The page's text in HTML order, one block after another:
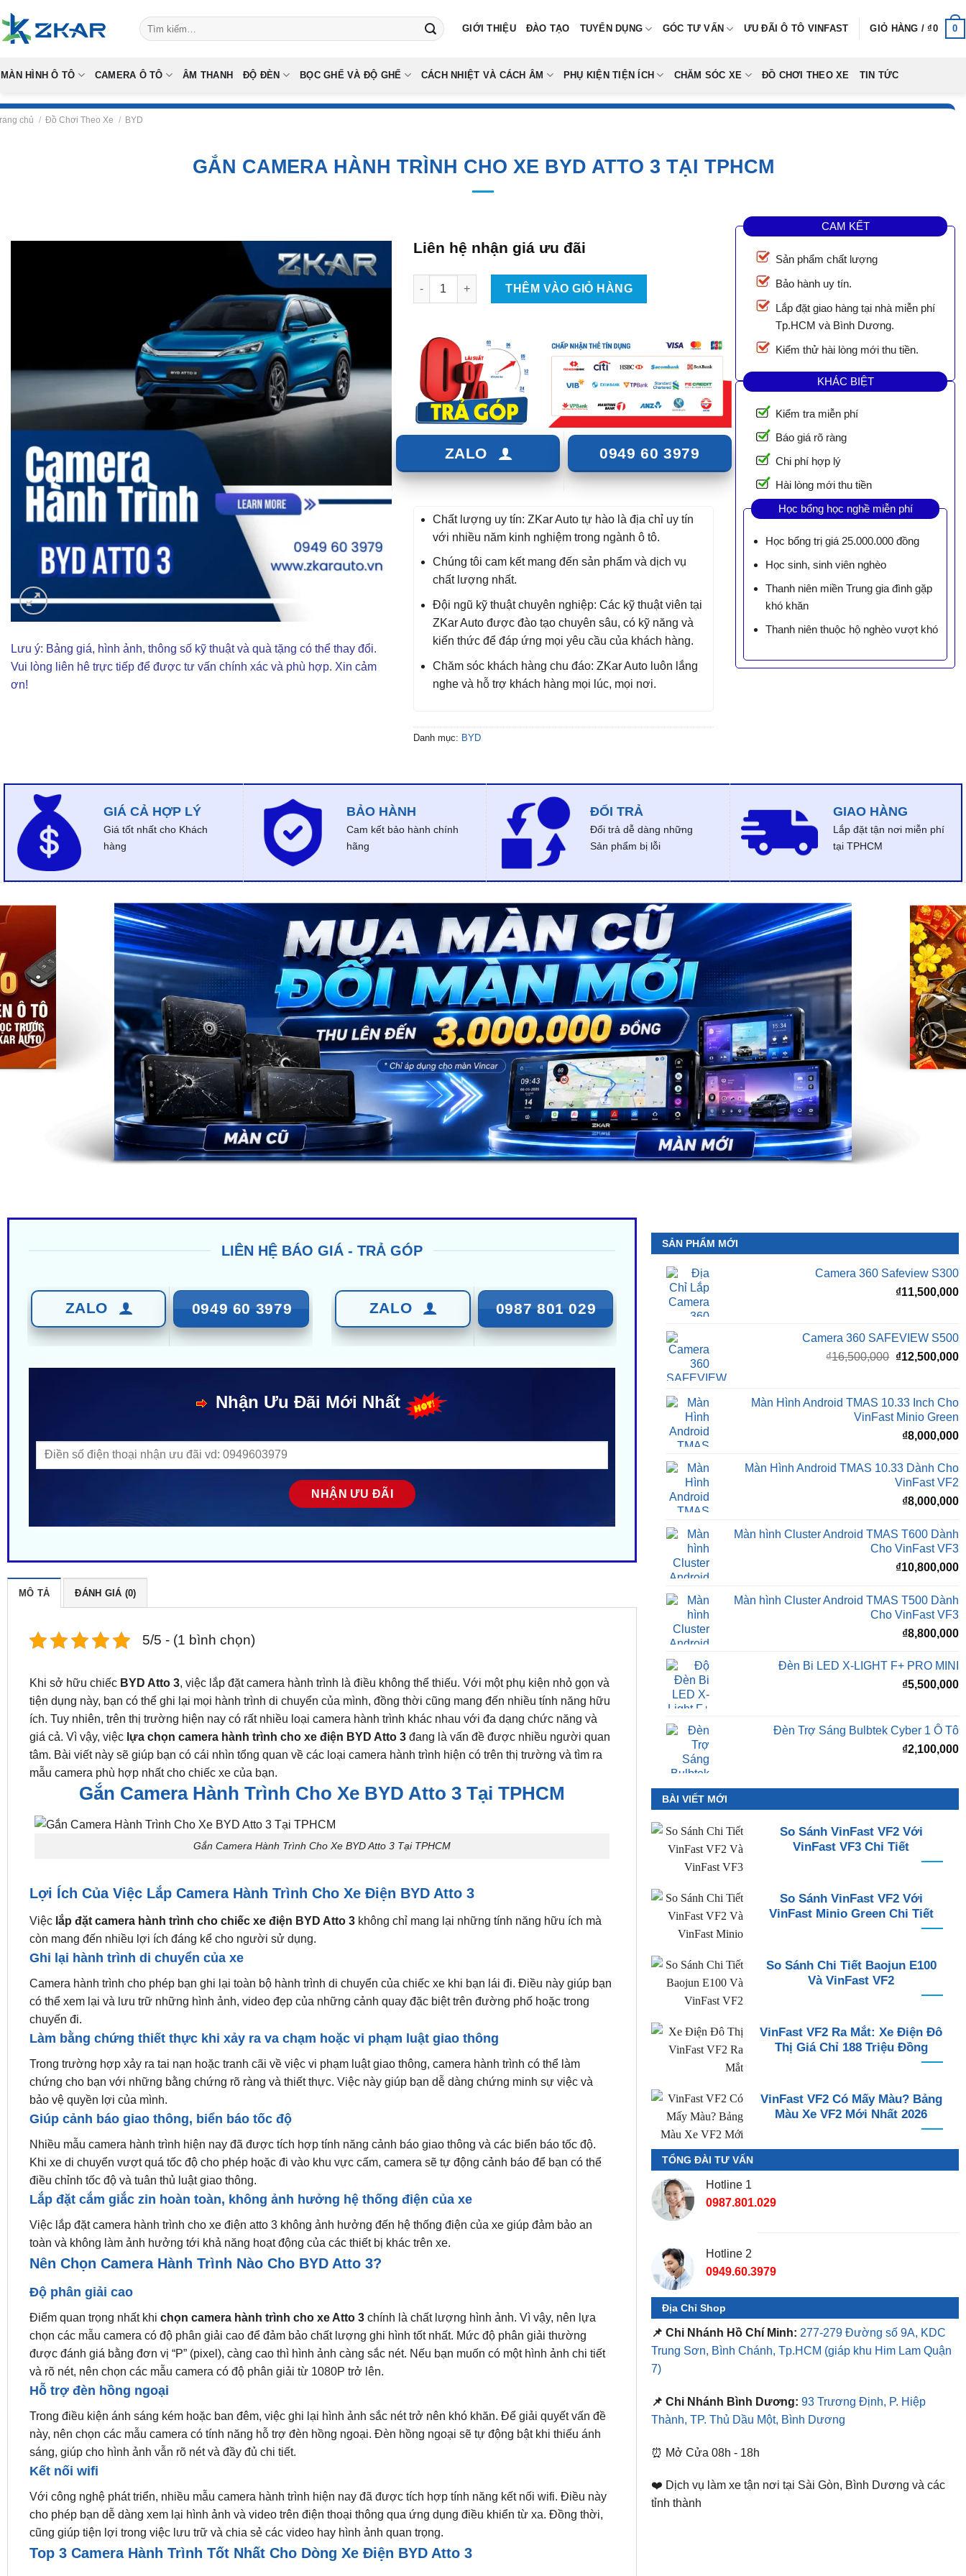
to
content
Tìm
kiếm:
GIỚI THIỆU ĐÀO TẠO TUYỂN DỤNG GÓC TƯ VẤN ƯU ĐÃI Ô TÔ VINFAST GIỎ HÀNG /₫0 0
MÀN HÌNH Ô TÔ CAMERA Ô TÔ ÂM THANH ĐỘ ĐÈN BỌC GHẾ VÀ ĐỘ GHẾ CÁCH NHIỆT VÀ CÁCH ÂM PHỤ KIỆN TIỆN ÍCH CHĂM SÓC XE ĐỒ CHƠI THEO XE TIN TỨC
chủ / Đồ Chơi Theo Xe / BYD
GẮN CAMERA HÀNH TRÌNH CHO XE BYD ATTO 3 TẠI TPHCM
Lưu ý: Bảng giá, hình ảnh, thông số kỹ thuật và quà tặng có thể thay đổi.
Vui lòng liên hê trực tiếp để được tư vấn chính xác và phù hợp. Xin cảm
ơn!
Liên hệ nhận giá ưu đãi
Gắn Camera Hành Trình Cho Xe BYD Atto 3 Tại TPHCM số lượng
THÊM VÀO GIỎ HÀNG
ZALO 0949 60 3979
Chất lượng uy tín: ZKar Auto tự hào là địa chỉ uy tín
với nhiều năm kinh nghiệm trong ngành ô tô.
Chúng tôi cam kết mang đến sản phẩm và dịch vụ
chất lượng nhất.
Đội ngũ kỹ thuật chuyên nghiệp: Các kỹ thuật viên tại
ZKar Auto được đào tạo chuyên sâu, có kỹ năng và
kiến thức để đáp ứng mọi yêu cầu của khách hàng.
Chăm sóc khách hàng chu đáo: ZKar Auto luôn lắng
nghe và hỗ trợ khách hàng mọi lúc, mọi nơi.
Danh mục: BYD
CAM KẾT
Sản phẩm chất lượng
Bảo hành uy tín.
Lắp đặt giao hàng tại nhà miễn phí
Tp.HCM và Bình Dương.
Kiểm thử hài lòng mới thu tiền.
KHÁC BIỆT
Kiểm tra miễn phí
Báo giá rõ ràng
Chi phí hợp lý
Hài lòng mới thu tiền
Học bổng học nghề miễn phí
Học bổng trị giá 25.000.000 đồng
Học sinh, sinh viên nghèo
Thanh niên miền Trung gia đình gặp
khó khăn
Thanh niên thuộc hộ nghèo vượt khó
GIÁ CẢ HỢP LÝ
Giá tốt nhất cho Khách
hàng
BẢO HÀNH
Cam kết bảo hành chính
hãng
ĐỔI TRẢ
Đổi trả dễ dàng những
Sản phẩm bị lỗi
GIAO HÀNG
Lắp đặt tận nơi miễn phí
tại TPHCM
LIÊN HỆ BÁO GIÁ - TRẢ GÓP
ZALO 0949 60 3979 ZALO 0987 801 029
Nhận Ưu Đãi Mới Nhất
MÔ TẢ ĐÁNH GIÁ (0)
5/5 - (1 bình chọn)
Khi sở hữu chiếc BYD Atto 3, việc lắp đặt camera hành trình là điều không thể thiếu. Với một phụ kiện nhỏ gọn và
tiện dụng này, bạn có thể ghi lại mọi hành trình di chuyển của mình, đồng thời cũng mang đến nhiều tính năng hữu
ích. Tuy nhiên, trên thị trường hiện nay có rất nhiều loại camera hành trình khác nhau với đa dạng chức năng và
giá cả. Vì vậy, việc lựa chọn camera hành trình cho xe điện BYD Atto 3đang là vấn đề được nhiều người quan
tâm. Bài viết này sẽ giúp bạn có cái nhìn tổng quan về các loại camera hành trình hiện có trên thị trường và tìm ra
mẫu camera phù hợp nhất cho chiếc xe của bạn.
Gắn Camera Hành Trình Cho Xe BYD Atto 3 Tại TPHCM
Gắn Camera Hành Trình Cho Xe BYD Atto 3 Tại TPHCM
Lợi Ích Của Việc Lắp Camera Hành Trình Cho Xe Điện BYD Atto 3
Việc lắp đặt camera hành trình cho chiếc xe điện BYD Atto 3không chỉ mang lại những tính năng hữu ích mà
còn mang đến nhiều lợi ích đáng kể cho người sử dụng.
Ghi lại hành trình di chuyển của xe
Camera hành trình cho phép bạn ghi lại toàn bộ hành trình di chuyển của chiếc xe khi bạn lái đi. Điều này giúp bạn
có thể xem lại và lưu trữ những hình ảnh, video đẹp của những cảnh quay đặc biệt trên đường phố hoặc trong
chuyến đi.
Làm bằng chứng thiết thực khi xảy ra va chạm hoặc vi phạm luật giao thông
Trong trường hợp xảy ra tai nạn hoặc tranh cãi về việc vi phạm luật giao thông, camera hành trình có thể làm
chứng cho bạn với những bằng chứng rõ ràng và thiết thực. Việc này giúp bạn dễ dàng chứng minh sự việc và
bảo vệ quyền lợi của mình.
Giúp cảnh báo giao thông, biển báo tốc độ
Nhiều mẫu camera hành trình hiện nay đã được tích hợp tính năng cảnh báo giao thông và các biển báo tốc độ.
Khi xe di chuyển vượt quá tốc độ cho phép hoặc đi vào khu vực cấm, camera sẽ tự động cảnh báo để bạn có thể
điều chỉnh tốc độ và tuân thủ luật giao thông.
Lắp đặt cắm giắc zin hoàn toàn, không ảnh hưởng hệ thống điện của xe
Việc lắp đặt camera hành trình cho xe điện atto 3 không ảnh hưởng đến hệ thống điện của xe giúp đảm bảo an
toàn và không làm ảnh hưởng tới khả năng hoạt động của các thiết bị khác trên xe.
Nên Chọn Camera Hành Trình Nào Cho BYD Atto 3?
Độ phân giải cao
Điểm quan trọng nhất khi chọn camera hành trình cho xe Atto 3chính là chất lượng hình ảnh. Vì vậy, nên lựa
chọn các mẫu camera có độ phân giải cao để đảm bảo chất lượng ghi hình tốt nhất. Mức độ phân giải thường
được đánh giá bằng đơn vị “P” (pixel), càng cao thì hình ảnh càng sắc nét. Nếu bạn muốn có một hình ảnh chi tiết
và rõ nét, nên chọn các mẫu camera có độ phân giải từ 1080P trở lên.
Hỗ trợ đèn hồng ngoại
Trong điều kiện ánh sáng kém hoặc ban đêm, việc ghi lại hình ảnh sắc nét trở nên khó khăn. Để giải quyết vấn đề
này, nên chọn các mẫu camera có tính năng hỗ trợ đèn hồng ngoại. Đèn hồng ngoại sẽ tự động bật khi thiếu ánh
sáng, giúp cho hình ảnh vẫn rõ nét và đầy đủ chi tiết.
Kết nối wifi
Với công nghệ phát triển, nhiều mẫu camera hành trình hiện nay đã được tích hợp tính năng kết nối wifi. Điều này
cho phép bạn dễ dàng xem lại hình ảnh và video trên điện thoại thông qua ứng dụng điều khiển từ xa. Đồng thời,
cũng giúp tiện lợi trong việc lưu trữ và chia sẻ các video hay hình ảnh quan trọng.
Top 3 Camera Hành Trình Tốt Nhất Cho Dòng Xe Điện BYD Atto 3
SẢN PHẨM MỚI
Camera 360 Safeview S300
₫11,500,000
Camera 360 SAFEVIEW S500
₫16,500,000 Giá
₫16,500,000.
₫12,500,000
Màn Hình Android TMAS 10.33 Inch Cho
VinFast Minio Green
₫8,000,000
Màn Hình Android TMAS 10.33 Dành Cho
VinFast VF2
₫8,000,000
Màn hình Cluster Android TMAS T600 Dành
Cho VinFast VF3
₫10,800,000
Màn hình Cluster Android TMAS T500 Dành
Cho VinFast VF3
₫8,800,000
Đèn Bi LED X-LIGHT F+ PRO MINI
₫5,500,000
Đèn Trợ Sáng Bulbtek Cyber 1 Ô Tô
₫2,100,000
BÀI VIẾT MỚI
So Sánh VinFast VF2 Với
VinFast VF3 Chi Tiết
So Sánh VinFast VF2 Với
VinFast Minio Green Chi Tiết
So Sánh Chi Tiết Baojun E100
Và VinFast VF2
VinFast VF2 Ra Mắt: Xe Điện Đô
Thị Giá Chỉ 188 Triệu Đồng
VinFast VF2 Có Mấy Màu? Bảng
Màu Xe VF2 Mới Nhất 2026
TỔNG ĐÀI TƯ VẤN
Hotline 1
0987.801.029
Hotline 2
0949.60.3979
Địa Chỉ Shop
📌 Chi Nhánh Hồ Chí Minh: 277-279 Đường số 9A, KDC
Trung Sơn, Bình Chánh, Tp.HCM (giáp khu Him Lam Quận
7)
📌 Chi Nhánh Bình Dương: 93 Trương Định, P. Hiệp
Thành, TP. Thủ Dầu Một, Bình Dương
⏰ Mở Cửa 08h - 18h
❤️ Dịch vụ làm xe tận nơi tại Sài Gòn, Bình Dương và các
tỉnh thành